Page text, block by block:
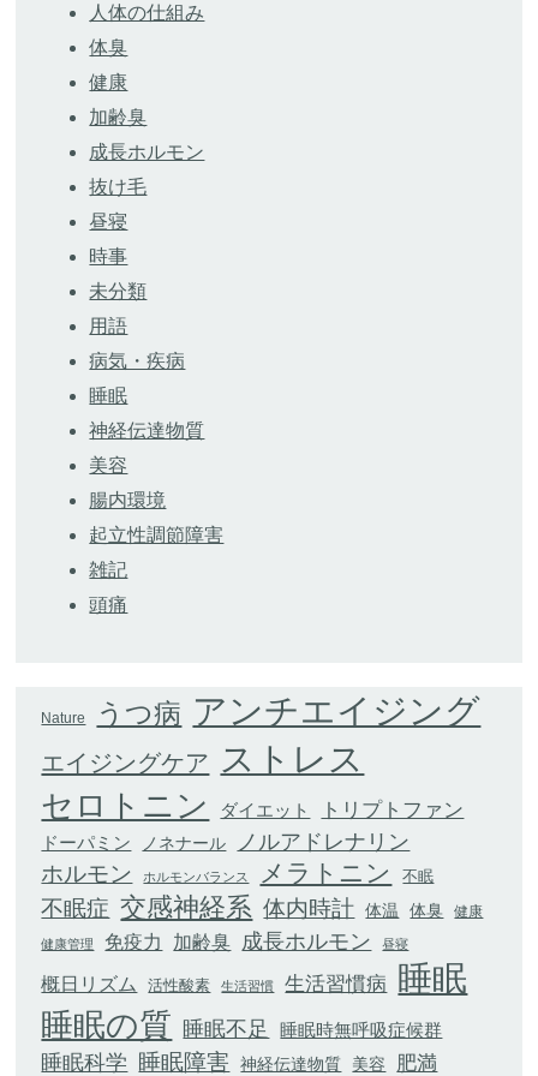
人体の仕組み
体臭
健康
加齢臭
成長ホルモン
抜け毛
昼寝
時事
未分類
用語
病気・疾病
睡眠
神経伝達物質
美容
腸内環境
起立性調節障害
雑記
頭痛
Nature うつ病 アンチエイジング
エイジングケア ストレス
セロトニン ダイエット トリプトファン
ドーパミン ノネナール ノルアドレナリン
ホルモン ホルモンバランス メラトニン 不眠
不眠症 交感神経系 体内時計 体温 体臭 健康
健康管理 免疫力 加齢臭 成長ホルモン 昼寝
概日リズム 活性酸素 生活習慣 生活習慣病 睡眠
睡眠の質 睡眠不足 睡眠時無呼吸症候群
睡眠科学 睡眠障害 神経伝達物質 美容 肥満